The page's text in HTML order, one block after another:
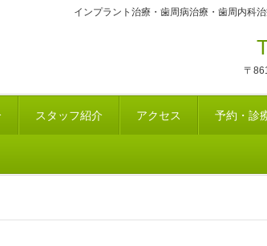
インプラント治療・歯周病治療・歯周内科
〒
スタッフ紹介 アクセス 予約・診